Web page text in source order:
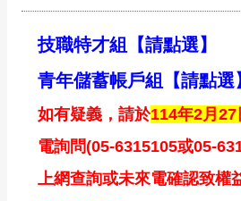
技職特才組【請點選】
青年儲蓄帳戶組【請點選
如有疑義，請於114年2月
電詢問(05-6315105或05-
上網查詢或未來電確認致權